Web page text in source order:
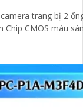
trang bị 2
CMOS màu